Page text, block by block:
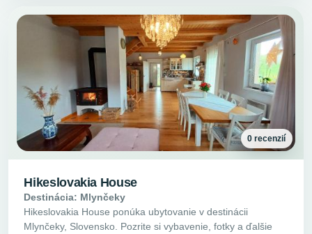
0 recenzií
Hikeslovakia House
Destinácia: Mlynčeky
Hikeslovakia House ponúka ubytovanie v destinácii
Mlynčeky, Slovensko. Pozrite si vybavenie, fotky a ďalšie